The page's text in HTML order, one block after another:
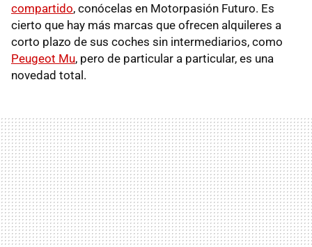
compartido, conócelas en Motorpasión Futuro. Es
cierto que hay más marcas que ofrecen alquileres a
corto plazo de sus coches sin intermediarios, como
Peugeot Mu, pero de particular a particular, es una
novedad total.